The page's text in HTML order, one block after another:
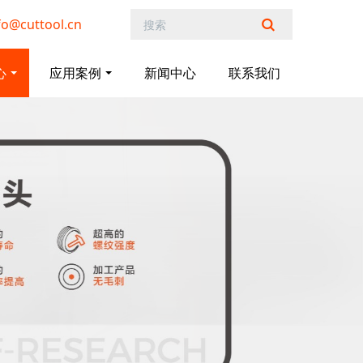
应用案例 新闻中心 联系我们